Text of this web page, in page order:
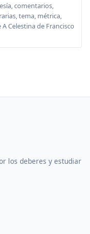
comentarios,
tema, métrica,
Celestina de Francisco
los deberes y estudiar